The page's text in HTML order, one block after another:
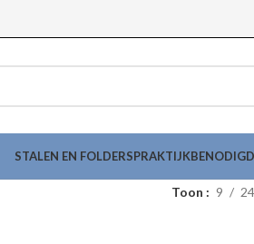
STALEN EN FOLDERS
Toon 9 24